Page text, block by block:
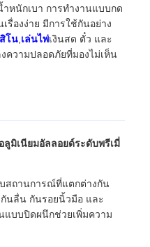
หนักเบา การทำงานแบบกด
รื่องง่าย มีการใช้กันอย่าง
โน เล่นไพ่เงินสด ตั๋ว และ
ความปลอดภัยที่มองไม่เห็น
ลูมิเนียมอัลลอยด์ระดับพรีเมี่
สถานการณ์ที่แตกต่างกัน
นลื่น กันรอยนิ้วมือ และ
แบบปิดผนึกช่วยเพิ่มความ